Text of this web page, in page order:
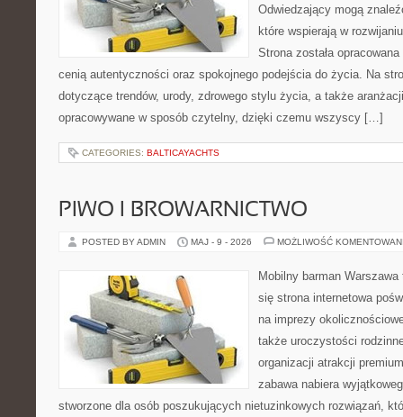
Odwiedzający mogą
które wspierają w
Strona została
cenią autentyczności oraz spokojnego podejścia do życia. Na
dotyczące trendów, urody, zdrowego stylu życia, a także
opracowywane w sposób czytelny, dzięki czemu wszyscy […]
CATEGORIES: BALTICAYACHTS
PIWO I BROWARNICTWO
POSTED BY ADMIN MAJ - 9 - 2026 MOŻLIWOŚĆ
Mobilny barman
się strona internetowa
na imprezy
także uroczystości
organizacji atrakcji
zabawa nabiera
stworzone dla osób poszukujących nietuzinkowych rozwiązań,